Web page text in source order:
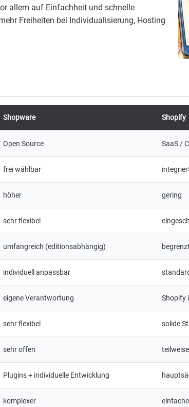
allem auf Einfachheit und schnelle
Freiheiten bei Individualisierung, Hosting
Shopware Shopify
Open Source SaaS /
frei wählbar
höher gering
sehr flexibel
umfangreich (editionsabhängig) begrenzt
individuell anpassbar
eigene Verantwortung Shopify
sehr flexibel solide
sehr offen
Plugins + individuelle Entwicklung
komplexer